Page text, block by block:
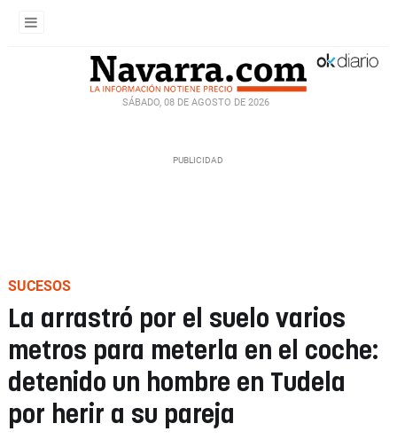
SÁBADO, 08 DE AGOSTO DE 2026
SUCESOS
La arrastró por el suelo varios
metros para meterla en el coche:
detenido un hombre en Tudela
por herir a su pareja